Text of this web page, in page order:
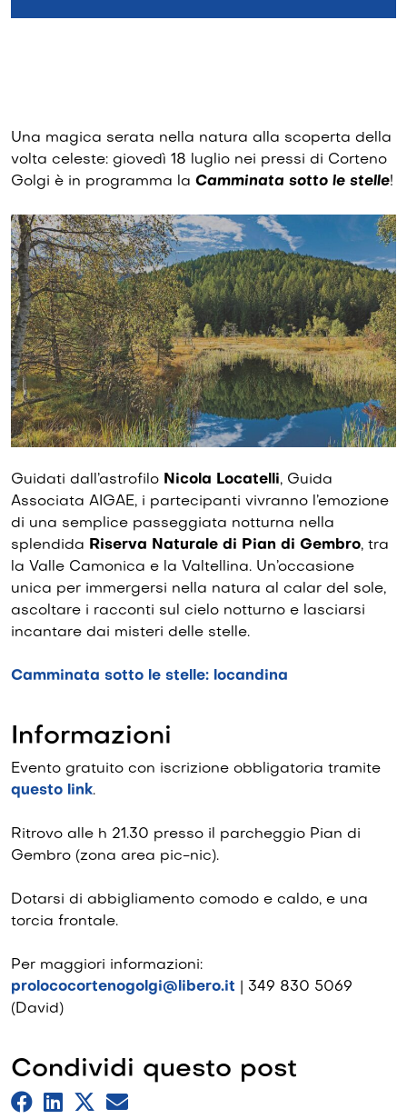
Una magica serata nella natura alla scoperta della
volta celeste: giovedì 18 luglio nei pressi di Corteno
Golgi è in programma la Camminata sotto le stelle!
Guidati dall’astrofilo Nicola Locatelli, Guida
Associata AIGAE, i partecipanti vivranno l’emozione
di una semplice passeggiata notturna nella
splendida Riserva Naturale di Pian di Gembro, tra
la Valle Camonica e la Valtellina. Un’occasione
unica per immergersi nella natura al calar del sole,
ascoltare i racconti sul cielo notturno e lasciarsi
incantare dai misteri delle stelle.
Camminata sotto le stelle: locandina
Informazioni
Evento gratuito con iscrizione obbligatoria tramite
questo link.
Ritrovo alle h 21.30 presso il parcheggio Pian di
Gembro (zona area pic-nic).
Dotarsi di abbigliamento comodo e caldo, e una
torcia frontale.
Per maggiori informazioni:
prolococortenogolgi@libero.it | 349 830 5069
(David)
Condividi questo post